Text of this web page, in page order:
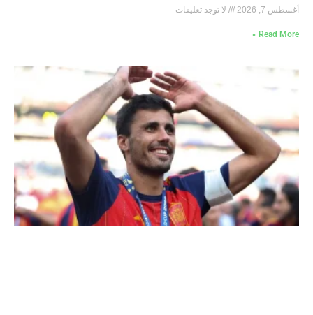
أغسطس 7, 2026 لا توجد تعليقات
Read More »